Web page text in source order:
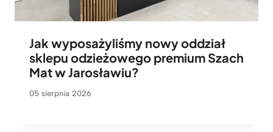
Jak wyposażyliśmy nowy oddział
sklepu odzieżowego premium Szach
Mat w Jarosławiu?
05 sierpnia 2026